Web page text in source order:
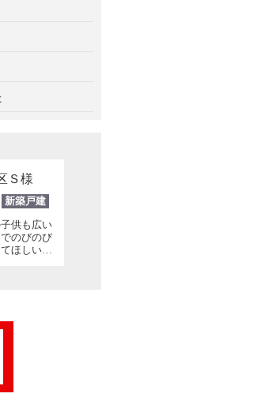
Ｓ様
新築戸建
供も広い
のびのび
ほしいと